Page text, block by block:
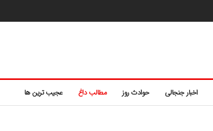
اخبار جنجالی حوادث روز مطالب داغ عجیب ترین ها